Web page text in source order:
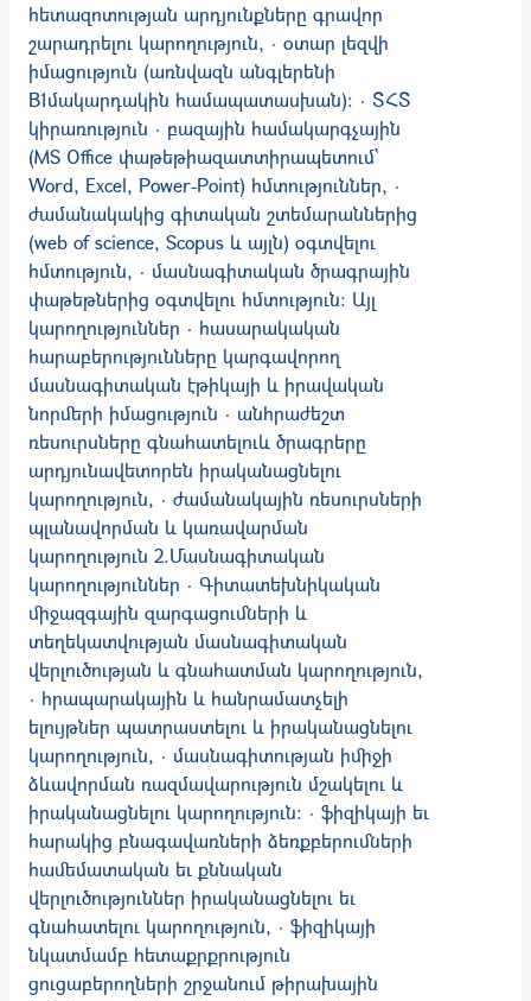
հետազոտության արդյունքները գրավոր
շարադրելու կարողություն, · օտար լեզվի
իմացություն (առնվազն անգլերենի
B1մակարդակին համապա­տաս­խան)։ · ՏՀՏ
կիրառություն · բազային համակարգչային
(MS Office փաթեթիազատտիրապետում՝
Word, Excel, Power-Point) հմտություններ, ·
ժամանակակից գիտական շտեմարաններից
(web of science, Scopus և այլն) օգտվելու
հմտություն, · մասնագիտական ծրագրային
փաթեթներից օգտվելու հմտություն: Այլ
կարողություններ · հասարակական
հարաբերությունները կարգավորող
մասնագիտական էթիկայի և իրավական
նորմերի իմացություն · անհրաժեշտ
ռեսուրսները գնահատելուև ծրագրերը
արդյունավետորեն իրականացնելու
կարողություն, · ժամանակային ռեսուրսների
պլանավորման և կառավարման
կարողություն 2.Մասնագիտական
կարողություններ · Գիտատեխնիկական
միջազգային զարգացումների և
տեղեկատվության մասնագիտական
վերլուծության և գնահատման կարողություն,
· հրապարակային և հանրամատչելի
ելույթներ պատրաստելու և իրականաց­նելու
կարողություն, · մասնագիտության իմիջի
ձևավորման ռազմավարություն մշակելու և
իրակա­նացնելու կարողություն: · ֆիզիկայի եւ
հարակից բնագավառների ձեռքբերումների
համեմատական եւ քննական
վերլուծություններ իրականացնելու եւ
գնահատելու կարողություն, · ֆիզիկայի
նկատմամբ հետաքրքրություն
ցուցաբերողների շրջանում թիրախային